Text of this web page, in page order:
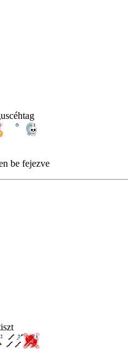
be fejezve